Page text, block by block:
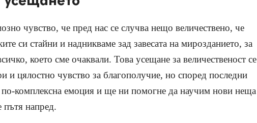
чувство, че пред нас се случва нещо величествено, че
си стайни и надникваме зад завесата на мирозданието, за
което сме очаквали. Това усещане за величественост се
и цялостно чувство за благополучие, но според последни
комплексна емоция и ще ни помогне да научим нови неща
напред.